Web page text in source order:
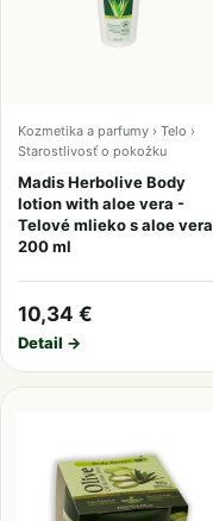
Kozmetika a parfumy › Telo ›
Starostlivosť o pokožku
Madis Herbolive Body
lotion with aloe vera -
Telové mlieko s aloe vera
200 ml
10,34 €
Detail →